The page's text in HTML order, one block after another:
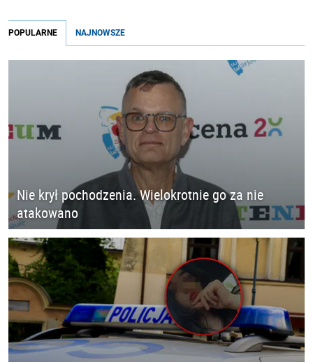
POPULARNE NAJNOWSZE
Nie krył pochodzenia. Wielokrotnie go za nie
atakowano